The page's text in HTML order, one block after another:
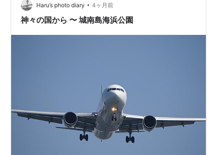
るようです。 Air New Zealand B76…
Haru’s photo diary • 4ヶ月前
神々の国から 〜 城南島海浜公園